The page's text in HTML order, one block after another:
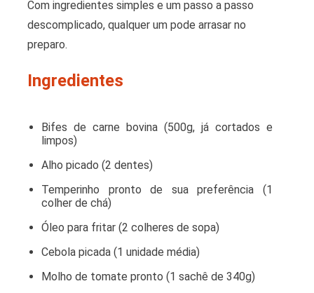
Com ingredientes simples e um passo a passo
descomplicado, qualquer um pode arrasar no
preparo.
Ingredientes
Bifes de carne bovina (500g, já cortados e
limpos)
Alho picado (2 dentes)
Temperinho pronto de sua preferência (1
colher de chá)
Óleo para fritar (2 colheres de sopa)
Cebola picada (1 unidade média)
Molho de tomate pronto (1 sachê de 340g)